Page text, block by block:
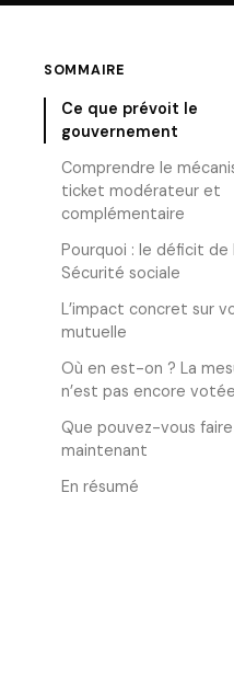
SOMMAIRE
Ce que prévoit le
gouvernement
Comprendre le
ticket modérateur et
complémentaire
Pourquoi : le déficit de
Sécurité sociale
L’impact concret sur
mutuelle
Où en est-on ? La
n’est pas encore votée
Que pouvez-vous
maintenant
En résumé